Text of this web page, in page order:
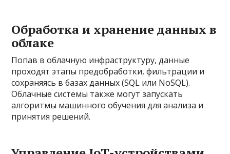
Обработка и хранение данных в
облаке
Попав в облачную инфраструктуру, данные
проходят этапы предобработки, фильтрации и
сохраняясь в базах данных (SQL или NoSQL).
Облачные системы также могут запускать
алгоритмы машинного обучения для анализа и
принятия решений.